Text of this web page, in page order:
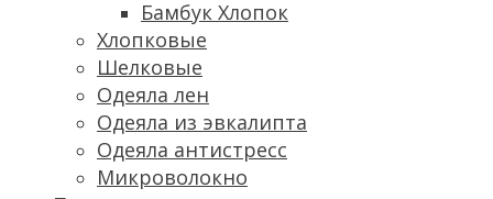
Бамбук Хлопок
Хлопковые
Шелковые
Одеяла лен
Одеяла из эвкалипта
Одеяла антистресс
Микроволокно